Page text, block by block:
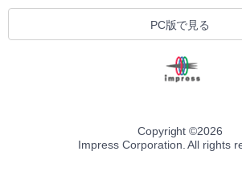
PC版で見る
Copyright ©2026
Impress Corporation. All rights